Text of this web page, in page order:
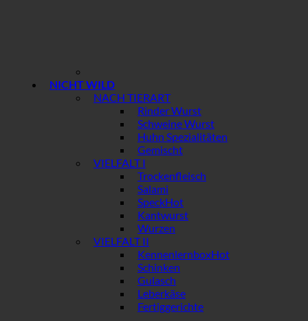
NICHT WILD
NACH TIERART
Rinder Wurst
Schweine Wurst
Huhn Spezialitäten
Gemischt
VIELFALT I
Trockenfleisch
Salami
Speck
Kantwurst
Wurzen
VIELFALT II
Kennenlernbox
Schinken
Gulasch
Leberkäse
Fertiggerichte